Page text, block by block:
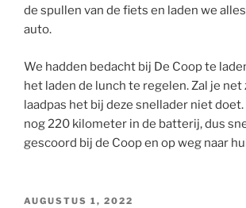
de spullen van de fiets en laden we
auto.
We hadden bedacht bij De Coop te
het laden de lunch te regelen. Zal je net
laadpas het bij deze snellader niet
nog 220 kilometer in de batterij, dus
gescoord bij de Coop en op weg naar
GEPLAATST
AUGUSTUS 1, 2022